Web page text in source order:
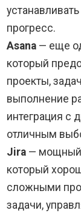
прогресс.
Asana — еще
который
проекты,
выполнение
интеграция с
отличным
Jira — мощный
который
сложными
задачи,